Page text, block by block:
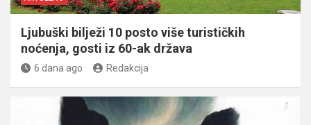
Ljubuški bilježi 10 posto više turističkih
noćenja, gosti iz 60-ak država
6 dana ago Redakcija